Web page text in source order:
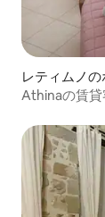
レティムノ
Athinaの賃貸